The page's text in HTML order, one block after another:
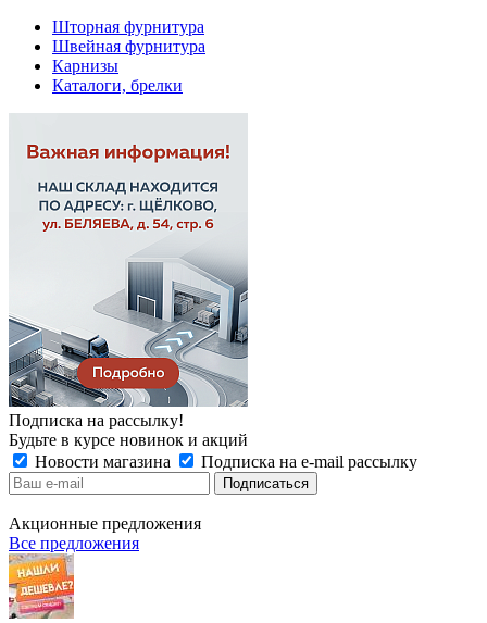
Шторная фурнитура
Швейная фурнитура
Карнизы
Каталоги, брелки
Подписка на рассылку!
Будьте в курсе новинок и акций
Новости магазина
Подписка на e-mail рассылку
Акционные предложения
Все предложения